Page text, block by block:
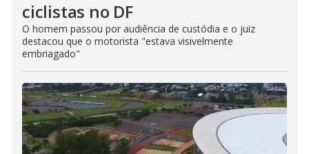
ciclistas no DF
O homem passou por audiência de custódia e o juiz
destacou que o motorista "estava visivelmente
embriagado"